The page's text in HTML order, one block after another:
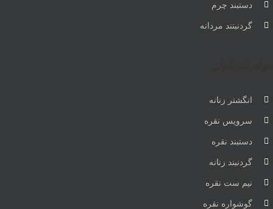
دستبند چرم
گردنبنند مردانه
انگشتر زنانه
سرویس نقره
دستبند نقره
گردنبند زنانه
نیم ست نقره
گوشواره نقره